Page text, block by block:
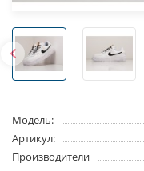
Модель:
Артикул:
Производители